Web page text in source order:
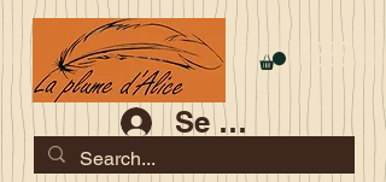
Se connecter